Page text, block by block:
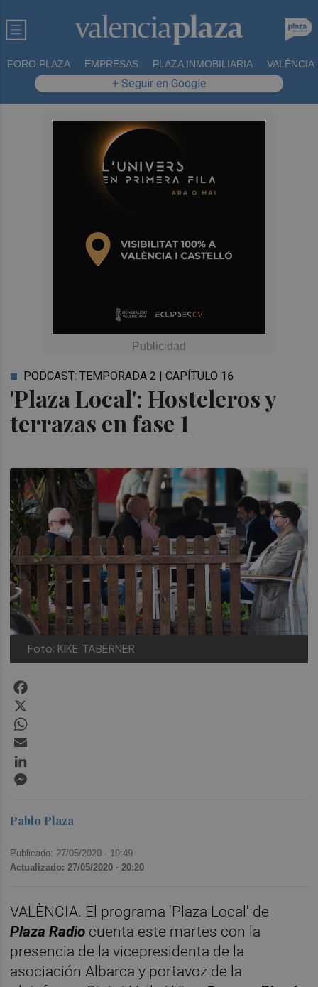
FORO PLAZA EMPRESAS PLAZA INMOBILIARIA VALÈNCIA
+ Seguir en Google
'Plaza Local': Hosteleros y
terrazas en fase 1
PODCAST: TEMPORADA 2 | CAPÍTULO 16
Foto: KIKE TABERNER
Pablo Plaza
Publicado: 27/05/2020 · 19:49
Actualizado: 27/05/2020 · 20:20
VALÈNCIA. El programa 'Plaza Local' de
Plaza Radio cuenta este martes con la
presencia de la vicepresidenta de la
asociación Albarca y portavoz de la